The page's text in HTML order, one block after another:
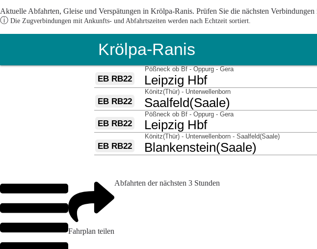
Aktuelle Abfahrten, Gleise und Verspätungen in Krölpa-Ranis. Prüfen Sie die nächsten
ⓘ Die Zugverbindungen mit Ankunfts- und Abfahrtszeiten werden nach Echtzeit sortiert.
Fahrplan teilen
Abfahrten der nächsten 3 Stunden